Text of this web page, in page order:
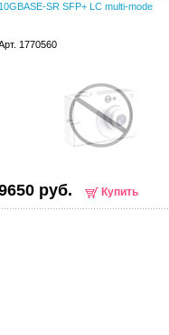
10GBASE-SR SFP+ LC multi-mode
1770560
руб. Купить